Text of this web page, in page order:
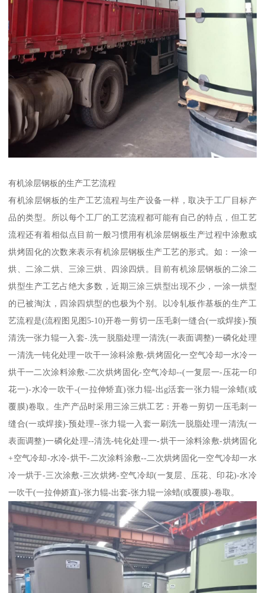
有机涂层钢板的生产工艺流程
有机涂层钢板的生产工艺流程与生产设备一样，取决于工厂目标产
品的类型。所以每个工厂的工艺流程都可能有自己的特点，但工艺
流程还有着相似点目前一般习惯用有机涂层钢板生产过程中涂敷或
烘烤固化的次数来表示有机涂层钢板生产工艺的形式。如：一涂一
烘、二涂二烘、三涂三烘、四涂四烘。目前有机涂层钢板的二涂二
烘型生产工艺占绝大多数，近期三涂三烘型出现不少，一涂一烘型
的已被淘汰，四涂四烘型的也极为个别。以冷轧板作基板的生产工
艺流程是(流程图见图5-10)开卷一剪切一压毛刺一缝合(一或焊接)-预
清洗一张力辊一入套-.洗一脱脂处理一清洗(一表面调整)一磷化处理
一清洗一钝化处理一吹干一涂科涂敷-烘烤固化一空气冷却一水冷一
烘干一二次涂料涂敷-二次烘烤固化-空气冷却--(一复层一-压花一印
花一)-水冷一吹干-(一拉伸矫直)张力辊-出g活套一张力辊一涂蜡(或
覆膜)卷取。生产产品时采用三涂三烘工艺：开卷一剪切一压毛刺一
缝合(一或焊接)-预处理--张力辊一入套一刷洗一脱脂处理一清洗(一
表面调整)一磷化处理--清洗-钝化处理一-烘干一涂料涂敷-烘烤固化
+空气冷却-水冷-烘干-二次涂料涂敷--二次烘烤固化一空气冷却一水
冷一烘于-三次涂敷-三次烘烤-空气冷却(一复层、压花、印花)-水冷
一吹干(一拉伸娇直)-张力辊-出套-张力辊一涂蜡(或覆膜)-卷取。